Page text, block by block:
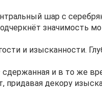
шар с
значимость
и изысканности.
сдержанная и в то же
придавая декору